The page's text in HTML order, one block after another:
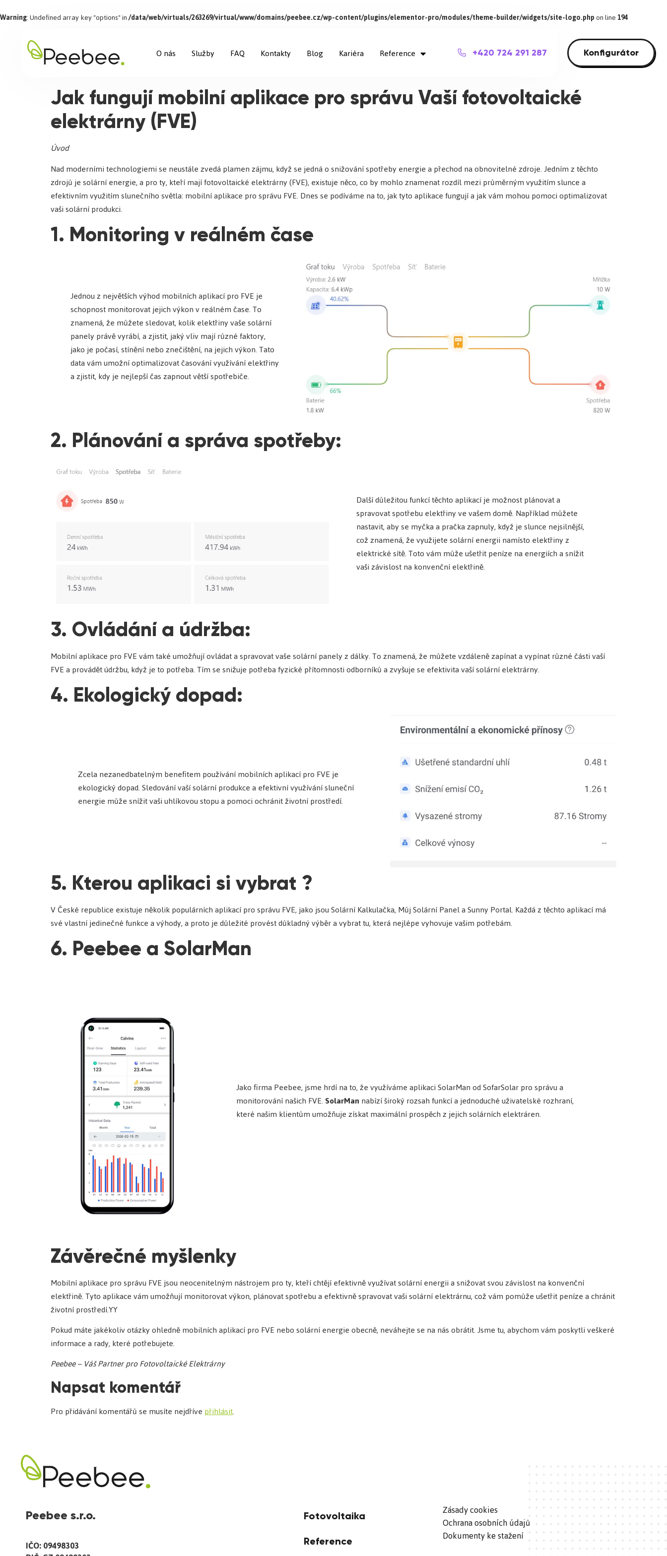
Warning: Undefined array key "options" in/data/web/virtuals/263269/virtual/www/domains/peebee.cz/wp-content/plugins/elementor-pro/modules/theme-builder/widgets/site-logo.phpon line194
O nás Služby FAQ Kontakty Blog Kariéra Reference +420 724 291 287 Konfigurátor
Jak fungují mobilní aplikace pro správu Vaší fotovoltaické
elektrárny (FVE)
Úvod
Nad moderními technologiemi se neustále zvedá plamen zájmu, když se jedná o snižování spotřeby energie a přechod na obnovitelné zdroje. Jedním z těchto
zdrojů je solární energie, a pro ty, kteří mají fotovoltaické elektrárny (FVE), existuje něco, co by mohlo znamenat rozdíl mezi průměrným využitím slunce a
efektivním využitím slunečního světla: mobilní aplikace pro správu FVE. Dnes se podíváme na to, jak tyto aplikace fungují a jak vám mohou pomoci optimalizovat
vaši solární produkci.
1. Monitoring v reálném čase
Jednou z největších výhod mobilních aplikací pro FVE je
schopnost monitorovat jejich výkon v reálném čase. To
znamená, že můžete sledovat, kolik elektřiny vaše solární
panely právě vyrábí, a zjistit, jaký vliv mají různé faktory,
jako je počasí, stínění nebo znečištění, na jejich výkon. Tato
data vám umožní optimalizovat časování využívání elektřiny
a zjistit, kdy je nejlepší čas zapnout větší spotřebiče.
2. Plánování a správa spotřeby:
Další důležitou funkcí těchto aplikací je možnost plánovat a
spravovat spotřebu elektřiny ve vašem domě. Například můžete
nastavit, aby se myčka a pračka zapnuly, když je slunce nejsilnější,
což znamená, že využijete solární energii namísto elektřiny z
elektrické sítě. Toto vám může ušetřit peníze na energiích a snížit
vaši závislost na konvenční elektřině.
3. Ovládání a údržba:
Mobilní aplikace pro FVE vám také umožňují ovládat a spravovat vaše solární panely z dálky. To znamená, že můžete vzdáleně zapínat a vypínat různé části vaší
FVE a provádět údržbu, když je to potřeba. Tím se snižuje potřeba fyzické přítomnosti odborníků a zvyšuje se efektivita vaší solární elektrárny.
4. Ekologický dopad:
Zcela nezanedbatelným benefitem používání mobilních aplikací pro FVE je
ekologický dopad. Sledování vaší solární produkce a efektivní využívání sluneční
energie může snížit vaši uhlíkovou stopu a pomoci ochránit životní prostředí.
5. Kterou aplikaci si vybrat ?
V České republice existuje několik populárních aplikací pro správu FVE, jako jsou Solární Kalkulačka, Můj Solární Panel a Sunny Portal. Každá z těchto aplikací má
své vlastní jedinečné funkce a výhody, a proto je důležité provést důkladný výběr a vybrat tu, která nejlépe vyhovuje vašim potřebám.
6. Peebee a SolarMan
Jako firma Peebee, jsme hrdí na to, že využíváme aplikaci SolarMan od SofarSolar pro správu a
monitorování našich FVE.SolarMannabízí široký rozsah funkcí a jednoduché uživatelské rozhraní,
které našim klientům umožňuje získat maximální prospěch z jejich solárních elektráren.
Závěrečné myšlenky
Mobilní aplikace pro správu FVE jsou neocenitelným nástrojem pro ty, kteří chtějí efektivně využívat solární energii a snižovat svou závislost na konvenční
elektřině. Tyto aplikace vám umožňují monitorovat výkon, plánovat spotřebu a efektivně spravovat vaši solární elektrárnu, což vám pomůže ušetřit peníze a chránit
životní prostředí.YY
Pokud máte jakékoliv otázky ohledně mobilních aplikací pro FVE nebo solární energie obecně, neváhejte se na nás obrátit. Jsme tu, abychom vám poskytli veškeré
informace a rady, které potřebujete.
Peebee – Váš Partner pro Fotovoltaické Elektrárny
Napsat komentář
Pro přidávání komentářů se musíte nejdřívepřihlásit.
Peebee s.r.o.
IČO: 09498303
Fotovoltaika
Reference
Zásady cookies
Ochrana osobních údajů
Dokumenty ke stažení